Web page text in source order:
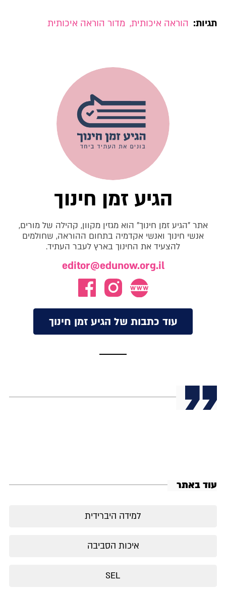
תגיות: הוראה איכותית, מדור הוראה איכותית
הגיע זמן חינוך
אתר "הגיע זמן חינוך" הוא מגזין מקוון, קהילה של מורים,
אנשי חינוך ואנשי אקדמיה בתחום ההוראה, שחולמים
להצעיד את החינוך בארץ לעבר העתיד.
editor@edunow.org.il
עוד כתבות של הגיע זמן חינוך
עוד באתר
למידה היברידית
איכות הסביבה
SEL